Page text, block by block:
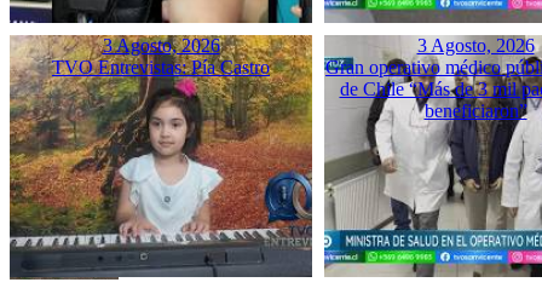
3 Agosto, 2026
TVO Entrevistas: Pía Castro
3 Agosto, 2026
Gran operativo médico
de Chile “Más de 3 mil
beneficiaron”